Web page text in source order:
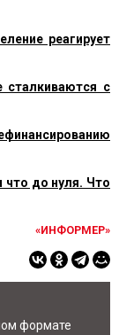
реагирует
сталкиваются с
что до нуля. Что
«ИНФОРМЕР»
формате